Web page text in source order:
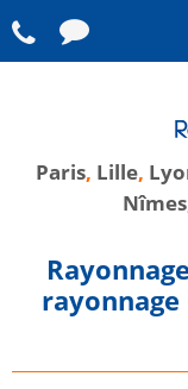
Paris, Lille,
Nîmes